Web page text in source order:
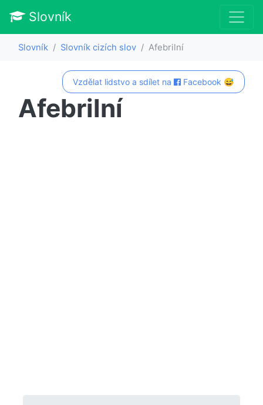
Slovník
Slovník Slovník cizích slov Afebrilní
Vzdělat lidstvo a sdílet na Facebook 😅
Afebrilní